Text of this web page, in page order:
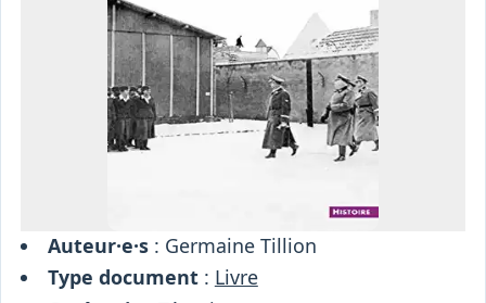
Auteur·e·s: Germaine Tillion
Type document: Livre